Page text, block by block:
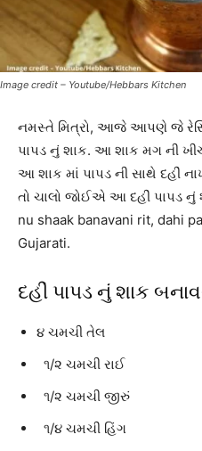
Image credit – Youtube/Hebbars Kitchen
નમસ્તે મિત્રો, આજે આપણે જે
પાપડ નું શાક. આ શાક મગ ની
આ શાક માં પાપડ ની સાથે દહીં
તો ચાલો જોઈએ આ દહીં પાપડ નું
nu shaak banavani rit, dahi
Gujarati.
દહીં પાપડ નું શાક
૪ ચમચી તેલ
૧/૨ ચમચી રાઈ
૧/૨ ચમચી જીરું
૧/૪ ચમચી હિંગ